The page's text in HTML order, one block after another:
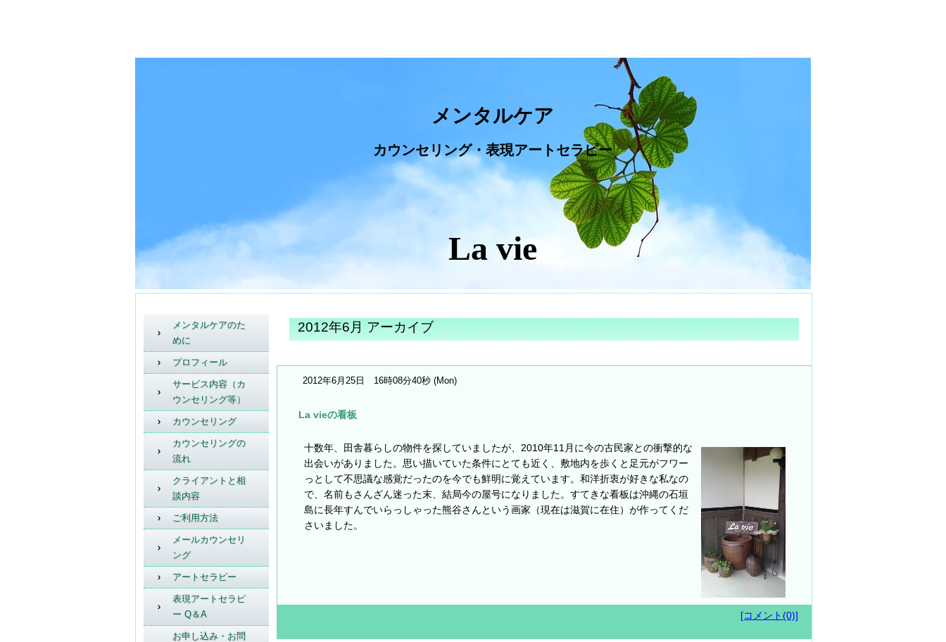
メンタルケア
カウンセリング・表現アートセラピー
La vie
2012年6月 アーカイブ
2012年6月25日 16時08分40秒 (Mon)
La vieの看板
十数年、田舎暮らしの物件を探していましたが、2010年11月に今の古民家との衝撃的な
出会いがありました。思い描いていた条件にとても近く、敷地内を歩くと足元がフワー
っとして不思議な感覚だったのを今でも鮮明に覚えています。和洋折衷が好きな私なの
で、名前もさんざん迷った末、結局今の屋号になりました。すてきな看板は沖縄の石垣
島に長年すんでいらっしゃった熊谷さんという画家（現在は滋賀に在住）が作ってくだ
さいました。
[コメント(0)]
メンタルケアのた
めに
プロフィール
サービス内容（カ
ウンセリング等）
カウンセリング
カウンセリングの
流れ
クライアントと相
談内容
ご利用方法
メールカウンセリ
ング
アートセラピー
表現アートセラピ
ー Q＆A
お申し込み・お問